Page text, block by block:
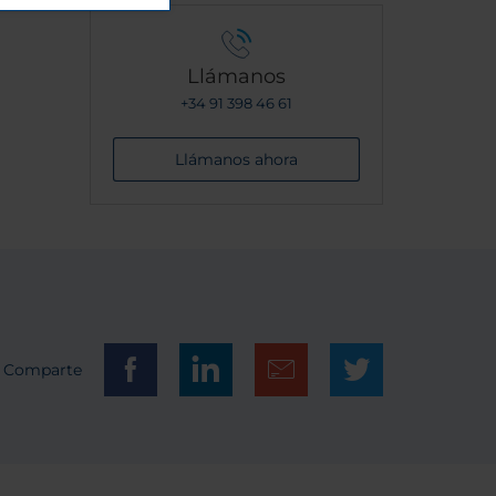
Llámanos
+34 91 398 46 61
Llámanos ahora
Comparte